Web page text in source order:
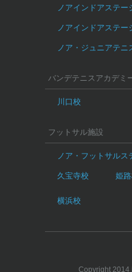
ノアインドアステー
ノアインドアステー
ノア・ジュニアテニ
バンデテニスアカデミ
川口校
フットサル施設
ノア・フットサルス
久宝寺校 姫
横浜校
Copyright 2014